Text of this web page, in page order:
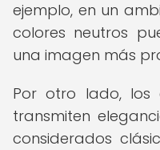
ejemplo, en un
colores neutros
una imagen más
Por otro lado, los
transmiten
considerados